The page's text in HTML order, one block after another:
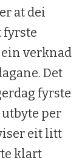
at dei
fyrste
verknad
Det
fyrste
per
eit litt
klart